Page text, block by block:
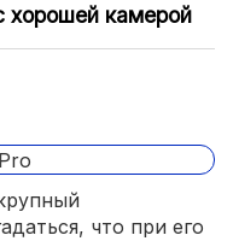
хорошей камерой
что при его